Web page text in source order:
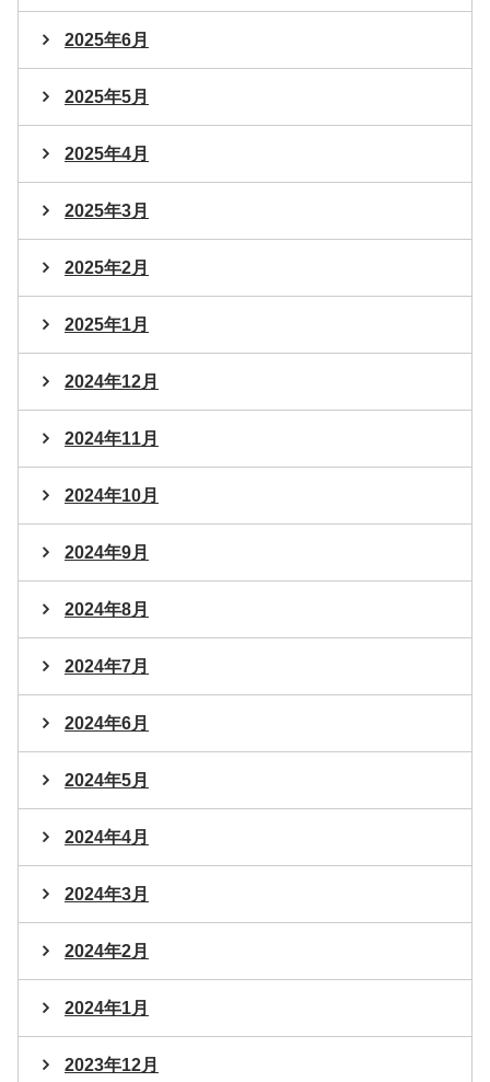
2025年6月
2025年5月
2025年4月
2025年3月
2025年2月
2025年1月
2024年12月
2024年11月
2024年10月
2024年9月
2024年8月
2024年7月
2024年6月
2024年5月
2024年4月
2024年3月
2024年2月
2024年1月
2023年12月